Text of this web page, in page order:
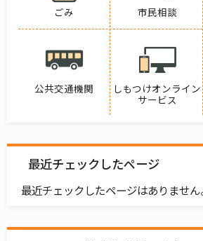
ごみ 市民相談
公共交通機関
しもつけオンライン
サービス
最近チェックしたページ
最近チェックしたページはありません